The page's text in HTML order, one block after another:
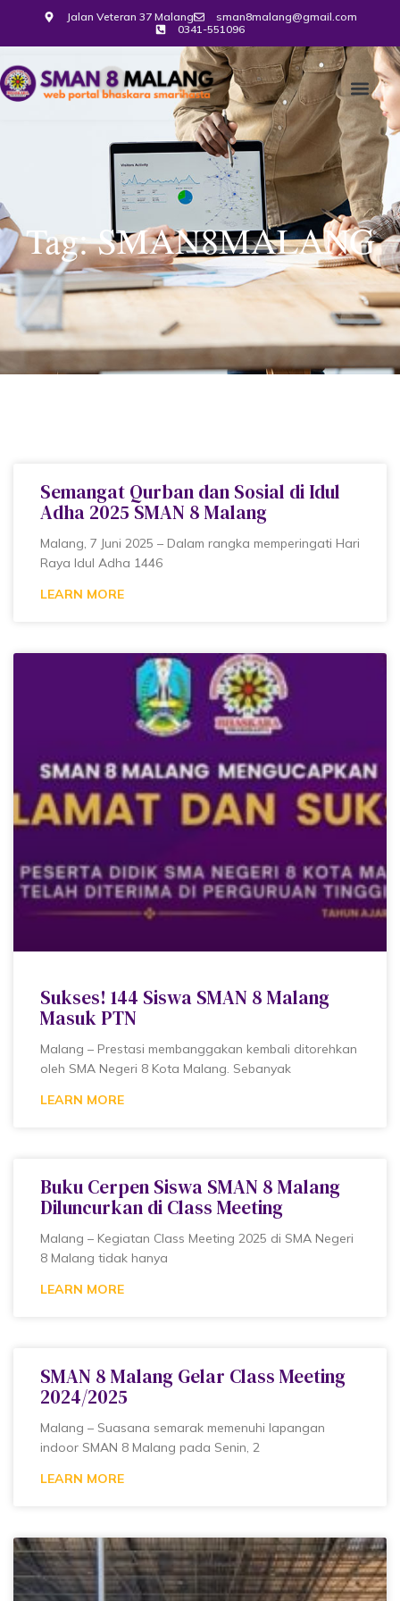
Jalan Veteran 37 Malang
sman8malang@gmail.com
0341-551096
Tag: SMAN8MALANG
Semangat Qurban dan Sosial di Idul
Adha 2025 SMAN 8 Malang
Malang, 7 Juni 2025 – Dalam rangka memperingati Hari
Raya Idul Adha 1446
LEARN MORE
Sukses! 144 Siswa SMAN 8 Malang
Masuk PTN
Malang – Prestasi membanggakan kembali ditorehkan
oleh SMA Negeri 8 Kota Malang. Sebanyak
LEARN MORE
Buku Cerpen Siswa SMAN 8 Malang
Diluncurkan di Class Meeting
Malang – Kegiatan Class Meeting 2025 di SMA Negeri
8 Malang tidak hanya
LEARN MORE
SMAN 8 Malang Gelar Class Meeting
2024/2025
Malang – Suasana semarak memenuhi lapangan
indoor SMAN 8 Malang pada Senin, 2
LEARN MORE